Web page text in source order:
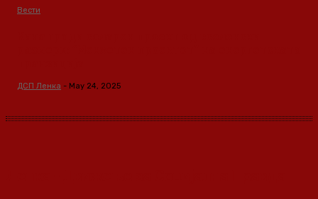
Вести
ДСП Ленка - May 24, 2025